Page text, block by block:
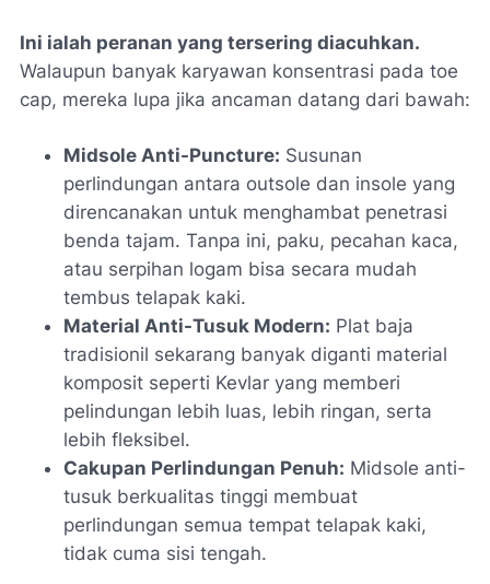
Ini ialah peranan yang tersering diacuhkan.
Walaupun banyak karyawan konsentrasi pada toe
cap, mereka lupa jika ancaman datang dari bawah:
Midsole Anti-Puncture: Susunan
perlindungan antara outsole dan insole yang
direncanakan untuk menghambat penetrasi
benda tajam. Tanpa ini, paku, pecahan kaca,
atau serpihan logam bisa secara mudah
tembus telapak kaki.
Material Anti-Tusuk Modern: Plat baja
tradisionil sekarang banyak diganti material
komposit seperti Kevlar yang memberi
pelindungan lebih luas, lebih ringan, serta
lebih fleksibel.
Cakupan Perlindungan Penuh: Midsole anti-
tusuk berkualitas tinggi membuat
perlindungan semua tempat telapak kaki,
tidak cuma sisi tengah.